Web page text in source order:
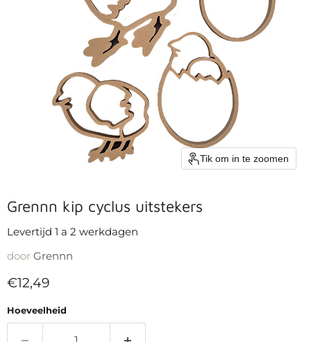
Tik om in te zoomen
Grennn kip cyclus uitstekers
Levertijd 1 a 2 werkdagen
door Grennn
Huidige prijs
€12,49
Hoeveelheid